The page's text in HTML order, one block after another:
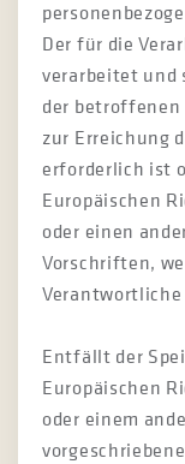
Der für die
verarbeitet und
der
zur Erreichung
erforderlich ist
Europäischen
oder einen
Vorschriften,
Entfällt der
Europäischen
oder einem